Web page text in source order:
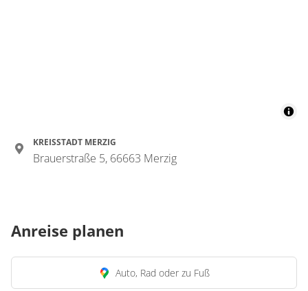
KREISSTADT MERZIG
Brauerstraße 5, 66663 Merzig
Anreise planen
Auto, Rad oder zu Fuß